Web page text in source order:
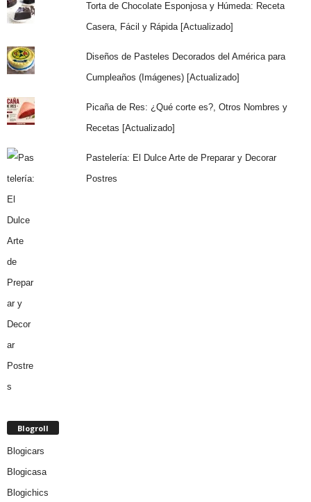
Torta de Chocolate Esponjosa y Húmeda: Receta
Casera, Fácil y Rápida [Actualizado]
Diseños de Pasteles Decorados del América para
Cumpleaños (Imágenes) [Actualizado]
Picaña de Res: ¿Qué corte es?, Otros Nombres y
Recetas [Actualizado]
Pastelería: El Dulce Arte de Preparar y Decorar
Postres
Blogroll
Blogicars
Blogicasa
Blogichics